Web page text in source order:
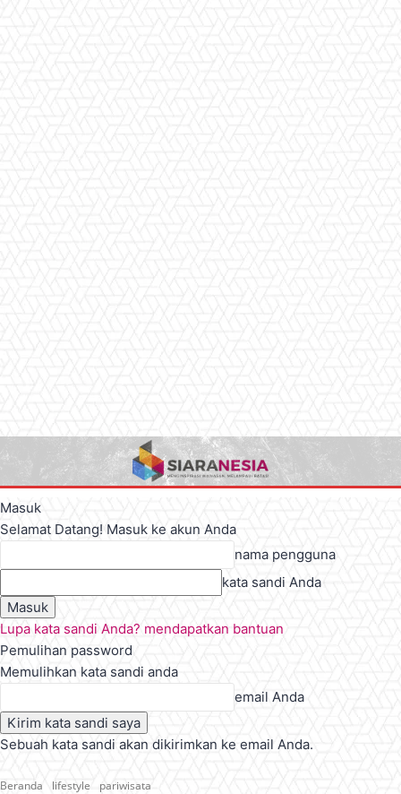
Masuk
Selamat Datang! Masuk ke akun Anda
nama pengguna
kata sandi Anda
Lupa kata sandi Anda? mendapatkan bantuan
Pemulihan password
Memulihkan kata sandi anda
email Anda
Sebuah kata sandi akan dikirimkan ke email Anda.
Beranda lifestyle pariwisata